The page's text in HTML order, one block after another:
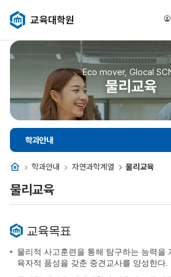
교육대학원
Eco mover, Glocal
물리교육
홈 학과안내 자연과학계열 물리교육
학과안내
물리교육
교육목표
물리적 사고훈련을 통해 탐구하는 능력을
육자적 품성을 갖춘 중견교사를 양성한다.